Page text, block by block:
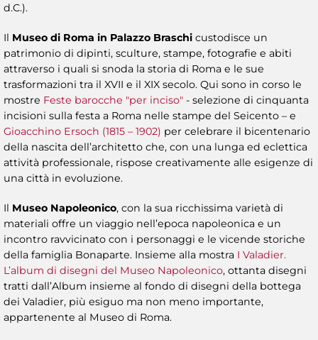
d.C.).
Il Museo di Roma in Palazzo Braschi custodisce un
patrimonio di dipinti, sculture, stampe, fotografie e abiti
attraverso i quali si snoda la storia di Roma e le sue
trasformazioni tra il XVII e il XIX secolo. Qui sono in corso le
mostre Feste barocche "per inciso" - selezione di cinquanta
incisioni sulla festa a Roma nelle stampe del Seicento – e
Gioacchino Ersoch (1815 – 1902) per celebrare il bicentenario
della nascita dell’architetto che, con una lunga ed eclettica
attività professionale, rispose creativamente alle esigenze di
una città in evoluzione.
Il Museo Napoleonico, con la sua ricchissima varietà di
materiali offre un viaggio nell’epoca napoleonica e un
incontro ravvicinato con i personaggi e le vicende storiche
della famiglia Bonaparte. Insieme alla mostra I Valadier.
L’album di disegni del Museo Napoleonico, ottanta disegni
tratti dall’Album insieme al fondo di disegni della bottega
dei Valadier, più esiguo ma non meno importante,
appartenente al Museo di Roma.